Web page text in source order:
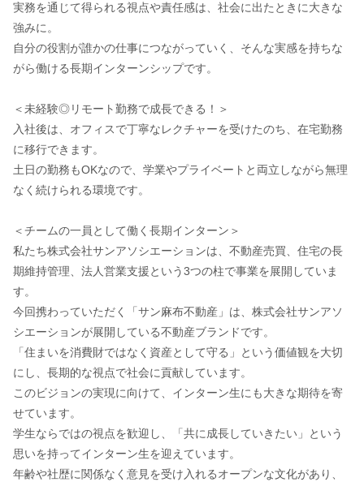
実務を通じて得られる視点や責任感は、社会に出たときに大きな
強みに。
自分の役割が誰かの仕事につながっていく、そんな実感を持ちな
がら働ける長期インターンシップです。
＜未経験◎リモート勤務で成長できる！＞
入社後は、オフィスで丁寧なレクチャーを受けたのち、在宅勤務
に移行できます。
土日の勤務もOKなので、学業やプライベートと両立しながら無理
なく続けられる環境です。
＜チームの一員として働く長期インターン＞
私たち株式会社サンアソシエーションは、不動産売買、住宅の長
期維持管理、法人営業支援という3つの柱で事業を展開していま
す。
今回携わっていただく「サン麻布不動産」は、株式会社サンアソ
シエーションが展開している不動産ブランドです。
「住まいを消費財ではなく資産として守る」という価値観を大切
にし、長期的な視点で社会に貢献しています。
このビジョンの実現に向けて、インターン生にも大きな期待を寄
せています。
学生ならではの視点を歓迎し、「共に成長していきたい」という
思いを持ってインターン生を迎えています。
年齢や社歴に関係なく意見を受け入れるオープンな文化があり、